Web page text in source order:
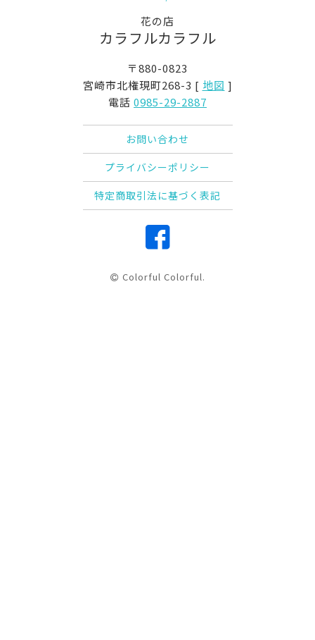
花の店
カラフルカラフル
〒880-0823
宮崎市北権現町268-3 [ 地図 ]
電話 0985-29-2887
お問い合わせ
プライバシーポリシー
特定商取引法に基づく表記
Colorful Colorful.